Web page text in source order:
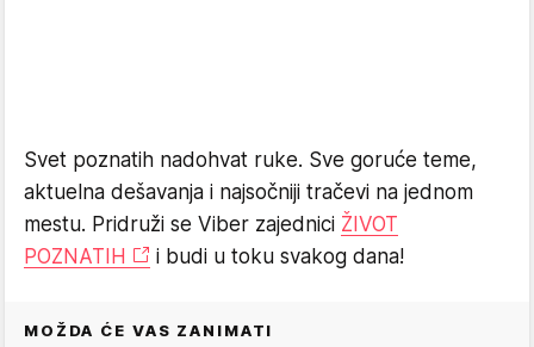
Svet poznatih nadohvat ruke. Sve goruće teme,
aktuelna dešavanja i najsočniji tračevi na jednom
mestu. Pridruži se Viber zajednici ŽIVOT
POZNATIH
i budi u toku svakog dana!
MOŽDA ĆE VAS ZANIMATI